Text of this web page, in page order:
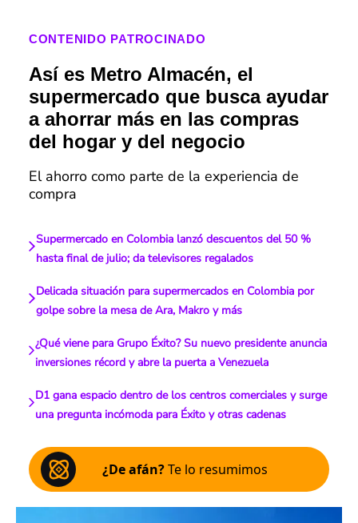
CONTENIDO PATROCINADO
Así es Metro Almacén, el
supermercado que busca ayudar
a ahorrar más en las compras
del hogar y del negocio
El ahorro como parte de la experiencia de
compra
Supermercado en Colombia lanzó descuentos del 50 %
hasta final de julio; da televisores regalados
Delicada situación para supermercados en Colombia por
golpe sobre la mesa de Ara, Makro y más
¿Qué viene para Grupo Éxito? Su nuevo presidente anuncia
inversiones récord y abre la puerta a Venezuela
D1 gana espacio dentro de los centros comerciales y surge
una pregunta incómoda para Éxito y otras cadenas
¿De afán?Te lo resumimos